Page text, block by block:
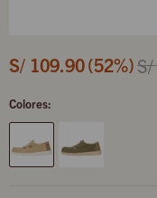
S/ 109.90 52 S/
Colores: